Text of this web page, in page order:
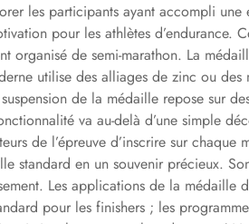
les participants ayant accompli
pour les athlètes d’endurance.
de semi-marathon. La
utilise des alliages de zinc ou des
de la médaille repose sur
va au-delà d’une simple
de l’épreuve d’inscrire sur
standard en un souvenir précieux.
Les applications de la médaille
pour les finishers ; les